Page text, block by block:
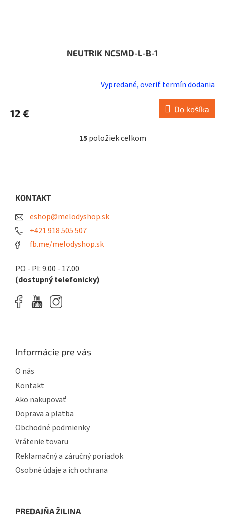
NEUTRIK NC5MD-L-B-1
Vypredané, overiť termín dodania
12 € Do košíka
O
l
15položiek celkom
KONTAKT
eshop@melodyshop.sk
+421 918 505 507
fb.me/melodyshop.sk
PO - PI: 9.00 - 17.00
(dostupný telefonicky)
Informácie pre vás
O nás
Kontakt
Ako nakupovať
Doprava a platba
Obchodné podmienky
Vrátenie tovaru
Reklamačný a záručný poriadok
Osobné údaje a ich ochrana
PREDAJŇA ŽILINA